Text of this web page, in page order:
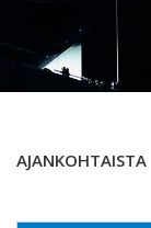
AJANKOHTAISTA